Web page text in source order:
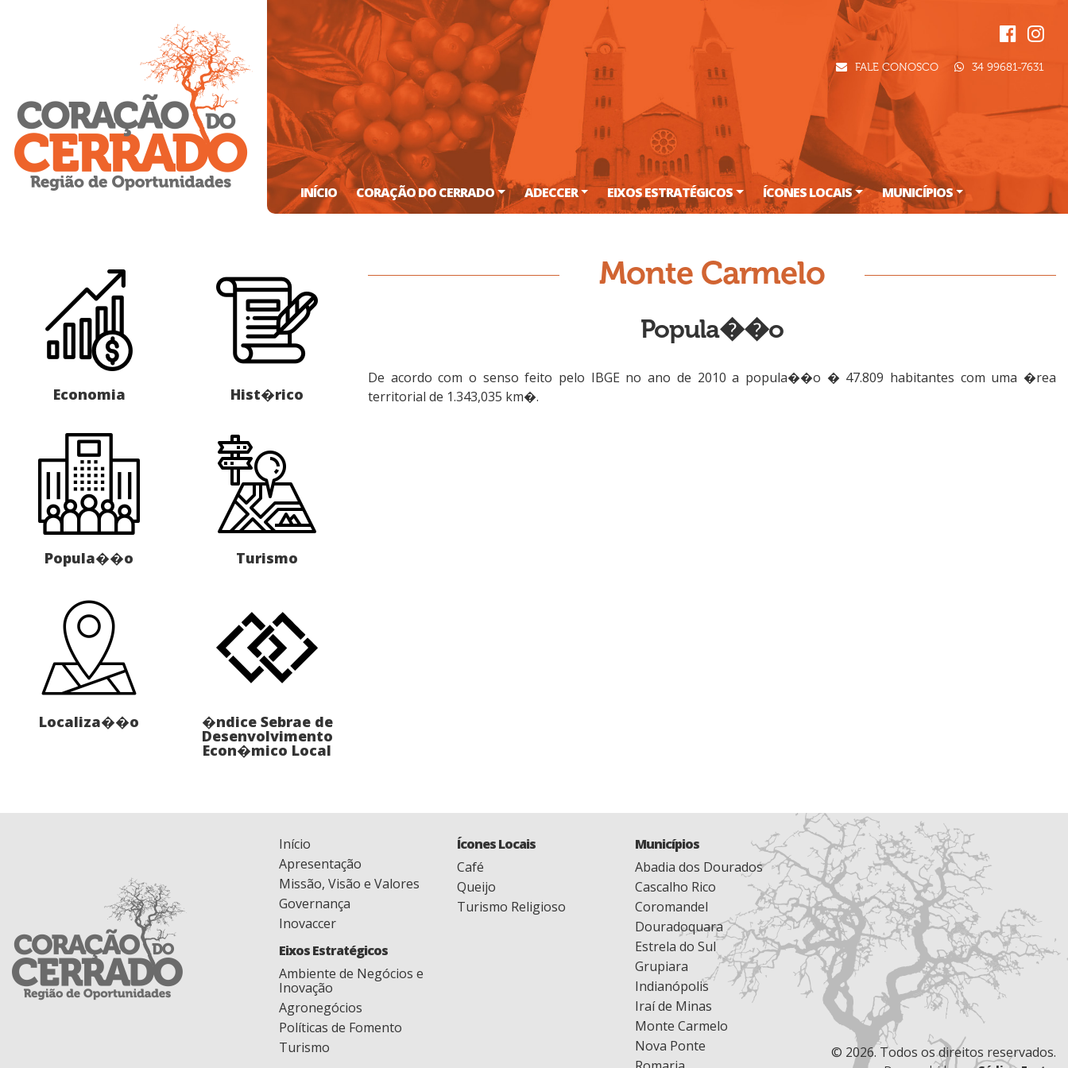
FALE CONOSCO 34 99681-7631
INÍCIO CORAÇÃO DO CERRADO ADECCER EIXOS ESTRATÉGICOS ÍCONES LOCAIS MUNICÍPIOS
Economia Hist�rico
Popula��o Turismo
Localiza��o �ndice Sebrae de
Desenvolvimento
Econ�mico Local
Monte Carmelo
Popula��o
De acordo com o senso feito pelo IBGE no ano de 2010 a popula��o � 47.809 habitantes com uma �rea
territorial de 1.343,035 km�.
Início
Apresentação
Missão, Visão e Valores
Governança
Inovaccer
Eixos Estratégicos
Ambiente de Negócios e
Inovação
Agronegócios
Políticas de Fomento
Turismo
Ícones Locais
Café
Queijo
Turismo Religioso
Municípios
Abadia dos Dourados
Cascalho Rico
Coromandel
Douradoquara
Estrela do Sul
Grupiara
Indianópolis
Iraí de Minas
Monte Carmelo
Nova Ponte
© 2026. Todos os direitos reservados.